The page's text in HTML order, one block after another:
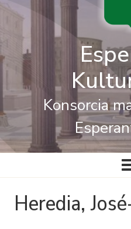
Konsorcia
Heredia,